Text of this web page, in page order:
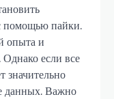
помощью пайки.
опыта и
если все
значительно
данных. Важно